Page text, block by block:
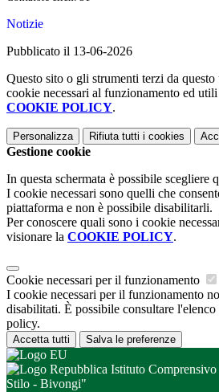
Notizie
Pubblicato il 13-06-2026
Questo sito o gli strumenti terzi da
cookie necessari al funzionamento ed
COOKIE POLICY.
Personalizza Rifiuta tutti i cookies
Gestione cookie
In questa schermata è possibile scegliere
I cookie necessari sono quelli che
piattaforma e non è possibile disabilitarli.
Per conoscere quali sono i cookie
visionare la COOKIE POLICY.
Cookie necessari per il funzionamento
I cookie necessari per il funzionamento
disabilitati. È possibile consultare
policy.
Accetta tutti Salva le preferenze
Istituto
Stilo - Bivongi"